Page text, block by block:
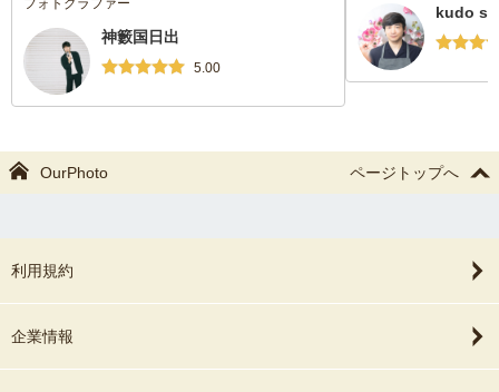
フォトグラファー
神籔国日出
5.00
kudo
OurPhoto ページトップへ
利用規約
企業情報